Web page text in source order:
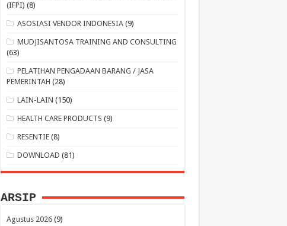
(IFPI) (8)
ASOSIASI VENDOR INDONESIA (9)
MUDJISANTOSA TRAINING AND CONSULTING
(63)
PELATIHAN PENGADAAN BARANG / JASA
PEMERINTAH (28)
LAIN-LAIN (150)
HEALTH CARE PRODUCTS (9)
RESENTIE (8)
DOWNLOAD (81)
ARSIP
Agustus 2026(9)